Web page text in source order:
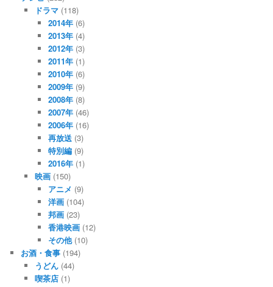
ドラマ(118)
2014年 (6)
2013年 (4)
2012年 (3)
2011年 (1)
2010年 (6)
2009年 (9)
2008年 (8)
2007年 (46)
2006年 (16)
再放送 (3)
特別編 (9)
2016年 (1)
映画(150)
アニメ (9)
洋画 (104)
邦画 (23)
香港映画 (12)
その他(10)
お酒・食事 (194)
うどん(44)
喫茶店(1)